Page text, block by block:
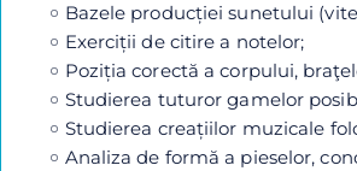
Bazele producției sunetului
Exerciții de citire a notelor;
Poziția corectă a corpului,
Studierea tuturor gamelor
Studierea creațiilor muzicale
Analiza de formă a pieselor,